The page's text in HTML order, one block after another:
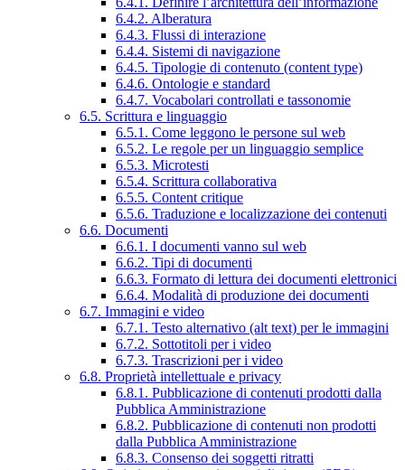
6.4.2. Alberatura
6.4.3. Flussi di interazione
6.4.4. Sistemi di navigazione
6.4.5. Tipologie di contenuto (content type)
6.4.6. Ontologie e standard
6.4.7. Vocabolari controllati e tassonomie
6.5. Scrittura e linguaggio
6.5.1. Come leggono le persone sul web
6.5.2. Le regole per un linguaggio semplice
6.5.3. Microtesti
6.5.4. Scrittura collaborativa
6.5.5. Content critique
6.5.6. Traduzione e localizzazione dei contenuti
6.6. Documenti
6.6.1. I documenti vanno sul web
6.6.2. Tipi di documenti
6.6.3. Formato di lettura dei documenti elettronici
6.6.4. Modalità di produzione dei documenti
6.7. Immagini e video
6.7.1. Testo alternativo (alt text) per le immagini
6.7.2. Sottotitoli per i video
6.7.3. Trascrizioni per i video
6.8. Proprietà intellettuale e privacy
6.8.1. Pubblicazione di contenuti prodotti dalla
Pubblica Amministrazione
6.8.2. Pubblicazione di contenuti non prodotti
dalla Pubblica Amministrazione
6.8.3. Consenso dei soggetti ritratti